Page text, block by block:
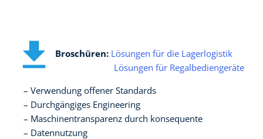
Broschüren: Lösungen für die Lagerlogistik
Lösungen für Regalbediengeräte
Verwendung offener Standards​
Durchgängiges Engineering​
Maschinentransparenz durch konsequente ​
Datennutzung​